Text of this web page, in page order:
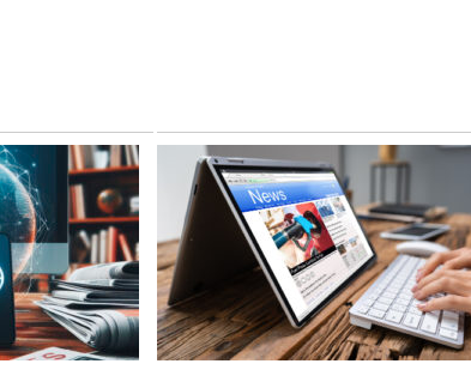
Народ выбрал свет
Странная